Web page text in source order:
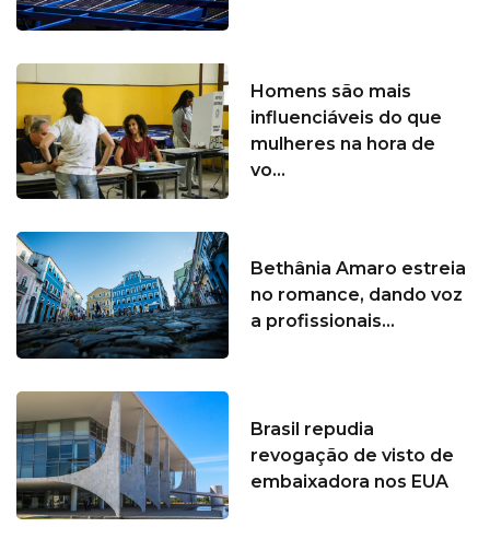
Homens são mais
influenciáveis do que
mulheres na hora de
vo...
Bethânia Amaro estreia
no romance, dando voz
a profissionais...
Brasil repudia
revogação de visto de
embaixadora nos EUA